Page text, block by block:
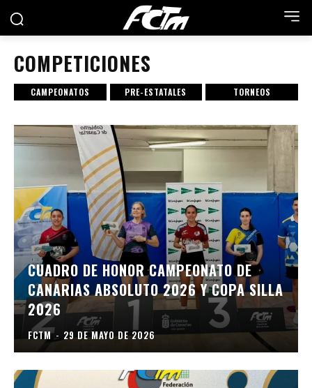
COMPETICIONES
CAMPEONATOS PRE-ESTATALES TORNEOS
CUADRO DE HONOR CAMPEONATO DE
CANARIAS ABSOLUTO 2026 Y COPA SILLA
2026
FCTM - 29 DE MAYO DE 2026